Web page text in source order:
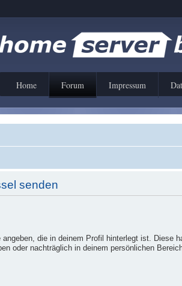
Home Forum Impressum
senden
die in deinem Profil hinterlegt ist. Diese
oder nachträglich in deinem persönlichen